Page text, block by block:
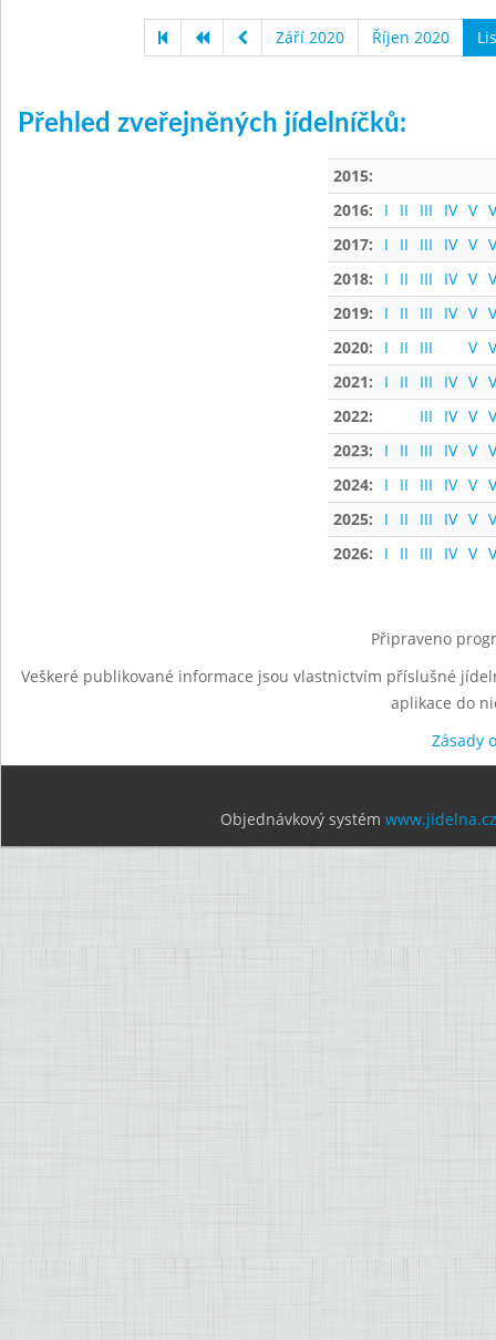
Září 2020 Říjen 2020
Přehled zveřejněných jídelníčků:
2015:
2016:
I II III IV V
2017:
I II III IV V
2018:
I II III IV V
2019:
I II III IV V
2020:
I II III V
2021:
I II III IV V
2022:
III IV V
2023:
I II III IV V
2024:
I II III IV V
2025:
I II III IV V
2026:
I II III IV V
Připraveno
Veškeré publikované informace jsou vlastnictvím příslušné
aplikace do
Zásady
Objednávkový systém www.jidelna.cz